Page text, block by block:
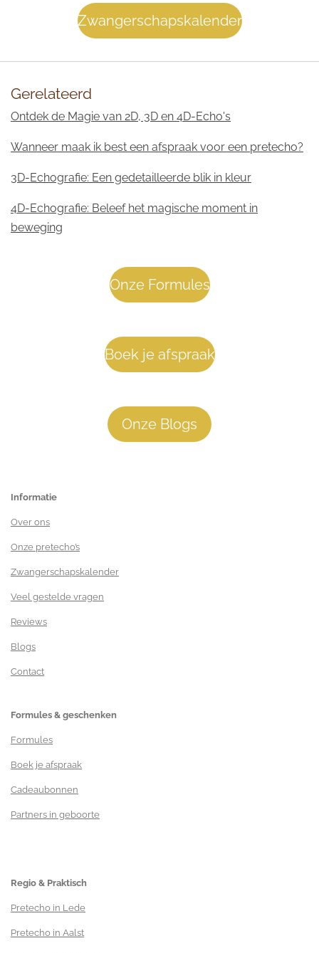
Zwangerschapskalender
Gerelateerd
Ontdek de Magie van 2D, 3D en 4D-Echo's
Wanneer maak ik best een afspraak voor een pretecho?
3D-Echografie: Een gedetailleerde blik in kleur
4D-Echografie: Beleef het magische moment in
beweging
Onze Formules
Boek je afspraak
Onze Blogs
Informatie
Over ons
Onze pretecho’s
Zwangerschapskalender
Veel gestelde vragen
Reviews
Blogs
Contact
Formules & geschenken
Formules
Boek je afspraak
Cadeaubonnen
Partners in geboorte
Regio & Praktisch
Pretecho in Lede
Pretecho in Aalst